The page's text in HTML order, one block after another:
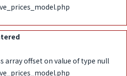
array offset on value of type null